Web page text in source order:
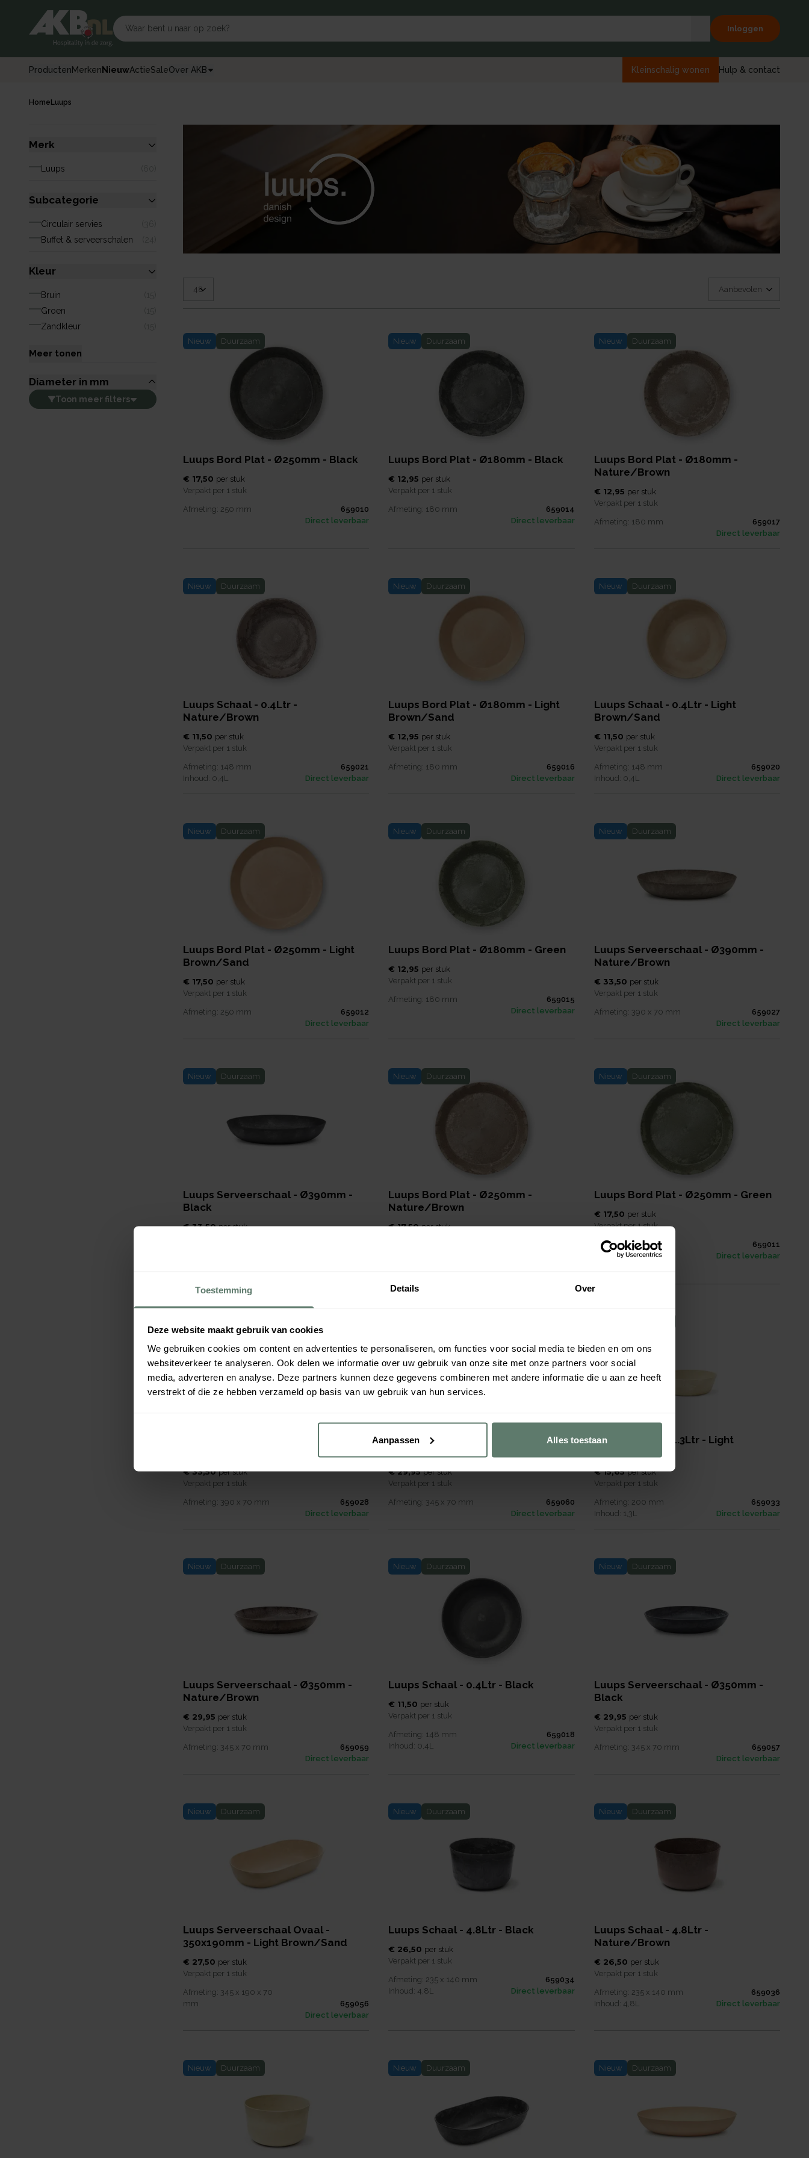
Toestemming Details Over
Deze website maakt gebruik van cookies
We gebruiken cookies om content en advertenties te personaliseren, om functies voor social media te bieden en om ons
websiteverkeer te analyseren. Ook delen we informatie over uw gebruik van onze site met onze partners voor social
media, adverteren en analyse. Deze partners kunnen deze gegevens combineren met andere informatie die u aan ze heeft
verstrekt of die ze hebben verzameld op basis van uw gebruik van hun services.
Aanpassen Alles toestaan
Inloggen
ProductenMerkenNieuwActieSaleOver AKB Kleinschalig wonen Hulp & contact
Home Luups
Merk
Luups
Subcategorie
Circulair servies
Buffet & serveerschalen
Kleur
Bruin
Groen
Zandkleur
Meer tonen
Diameter in mm
Toon meer filters
Nieuw Duurzaam
Luups Bord Plat - Ø250mm - Black
€ 17,50 per stuk
Verpakt per 1 stuk
Afmeting: 250 mm
659010
Direct leverbaar
Nieuw Duurzaam
Luups Bord Plat - Ø180mm - Black
€ 12,95 per stuk
Verpakt per 1 stuk
Afmeting: 180 mm
659014
Direct leverbaar
Nieuw Duurzaam
Luups Bord Plat - Ø180mm -
Nature/Brown
€ 12,95 per stuk
Verpakt per 1 stuk
Afmeting: 180 mm
659017
Direct leverbaar
Nieuw Duurzaam
Luups Schaal - 0.4Ltr -
Nature/Brown
€ 11,50 per stuk
Verpakt per 1 stuk
Afmeting: 148 mm
Inhoud: 0,4L
659021
Direct leverbaar
Nieuw Duurzaam
Luups Bord Plat - Ø180mm - Light
Brown/Sand
€ 12,95 per stuk
Verpakt per 1 stuk
Afmeting: 180 mm
659016
Direct leverbaar
Nieuw Duurzaam
Luups Schaal - 0.4Ltr - Light
Brown/Sand
€ 11,50 per stuk
Verpakt per 1 stuk
Afmeting: 148 mm
Inhoud: 0,4L
659020
Direct leverbaar
Nieuw Duurzaam
Luups Bord Plat - Ø250mm - Light
Brown/Sand
€ 17,50 per stuk
Verpakt per 1 stuk
Afmeting: 250 mm
659012
Direct leverbaar
Nieuw Duurzaam
Luups Bord Plat - Ø180mm - Green
€ 12,95 per stuk
Verpakt per 1 stuk
Afmeting: 180 mm
659015
Direct leverbaar
Nieuw Duurzaam
Luups Serveerschaal - Ø390mm -
Nature/Brown
€ 33,50 per stuk
Verpakt per 1 stuk
Afmeting: 390 x 70 mm
659027
Direct leverbaar
Nieuw Duurzaam
Luups Serveerschaal - Ø390mm -
Black
€ 33,50 per stuk
Nieuw Duurzaam
Luups Bord Plat - Ø250mm -
Nature/Brown
€ 17,50 per stuk
Nieuw Duurzaam
Luups Bord Plat - Ø250mm - Green
€ 17,50 per stuk
Verpakt per 1 stuk
Afmeting:250mm
659011
Direct leverbaar
€ 33,50 per stuk
Verpakt per 1 stuk
Afmeting: 390 x 70 mm
659028
Direct leverbaar
Luups Serveerschaal - Ø350mm -
€ 29,95 per stuk
Verpakt per 1 stuk
Afmeting: 345 x 70 mm
659060
Direct leverbaar
Luups Schaal - 1.3Ltr - Light
€ 15,65 per stuk
Verpakt per 1 stuk
Afmeting: 200 mm
Inhoud: 1,3L
659033
Direct leverbaar
Nieuw Duurzaam
Luups Serveerschaal - Ø350mm -
Nature/Brown
€ 29,95 per stuk
Verpakt per 1 stuk
Afmeting: 345 x 70 mm
659059
Direct leverbaar
Nieuw Duurzaam
Luups Schaal - 0.4Ltr - Black
€ 11,50 per stuk
Verpakt per 1 stuk
Afmeting: 148 mm
Inhoud: 0,4L
659018
Direct leverbaar
Nieuw Duurzaam
Luups Serveerschaal - Ø350mm -
Black
€ 29,95 per stuk
Verpakt per 1 stuk
Afmeting: 345 x 70 mm
659057
Direct leverbaar
Nieuw Duurzaam
Luups Serveerschaal Ovaal -
350x190mm - Light Brown/Sand
€ 27,50 per stuk
Verpakt per 1 stuk
Afmeting: 345 x 190 x 70
mm
659056
Direct leverbaar
Nieuw Duurzaam
Luups Schaal - 4.8Ltr - Black
€ 26,50 per stuk
Verpakt per 1 stuk
Afmeting: 235 x 140 mm
Inhoud: 4,8L
659034
Direct leverbaar
Nieuw Duurzaam
Luups Schaal - 4.8Ltr -
Nature/Brown
€ 26,50 per stuk
Verpakt per 1 stuk
Afmeting: 235 x 140 mm
Inhoud: 4,8L
659036
Direct leverbaar
Nieuw Duurzaam Nieuw Duurzaam Nieuw Duurzaam